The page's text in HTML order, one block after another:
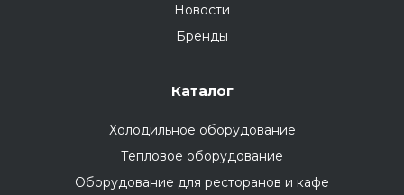
Новости
Бренды
Каталог
Холодильное оборудование
Тепловое оборудование
Оборудование для ресторанов и кафе